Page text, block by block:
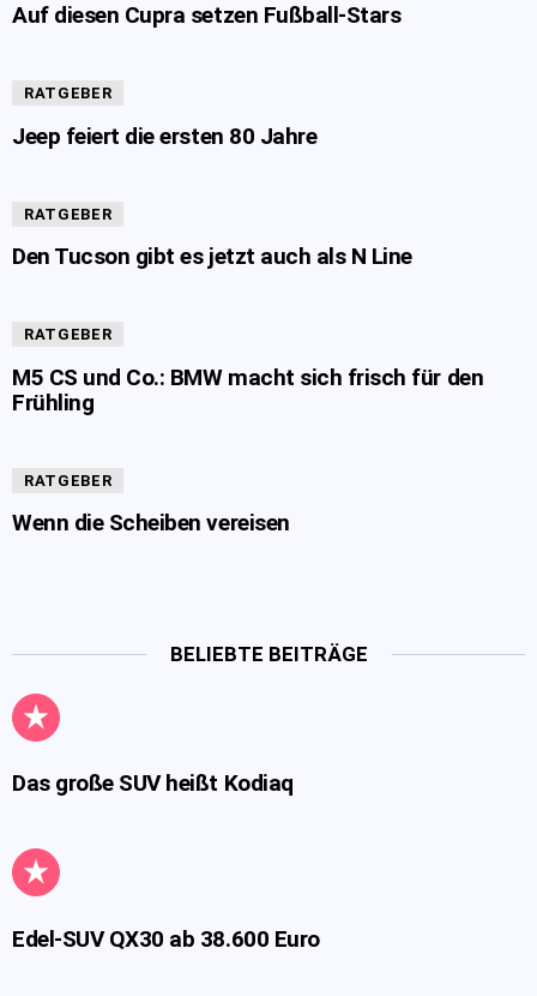
Auf diesen Cupra setzen Fußball-Stars
RATGEBER
Jeep feiert die ersten 80 Jahre
RATGEBER
Den Tucson gibt es jetzt auch als N Line
RATGEBER
M5 CS und Co.: BMW macht sich frisch für den
Frühling
RATGEBER
Wenn die Scheiben vereisen
BELIEBTE BEITRÄGE
Das große SUV heißt Kodiaq
Edel-SUV QX30 ab 38.600 Euro